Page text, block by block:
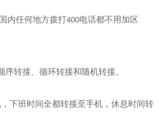
内任何地方拨打400电话都不用加区
转接、循环转接和随机转接。
下班时间全都转接至手机，休息时间转